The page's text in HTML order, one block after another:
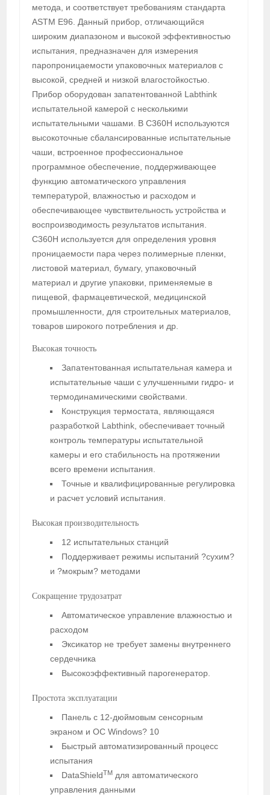
метода, и соответствует требованиям стандарта
ASTM E96. Данный прибор, отличающийся
широким диапазоном и высокой эффективностью
испытания, предназначен для измерения
паропроницаемости упаковочных материалов с
высокой, средней и низкой влагостойкостью.
Прибор оборудован запатентованной Labthink
испытательной камерой с несколькими
испытательными чашами. В C360H используются
высокоточные сбалансированные испытательные
чаши, встроенное профессиональное
программное обеспечение, поддерживающее
функцию автоматического управления
температурой, влажностью и расходом и
обеспечивающее чувствительность устройства и
воспроизводимость результатов испытания.
C360H используется для определения уровня
проницаемости пара через полимерные пленки,
листовой материал, бумагу, упаковочный
материал и другие упаковки, применяемые в
пищевой, фармацевтической, медицинской
промышленности, для строительных материалов,
товаров широкого потребления и др.
Высокая точность
Запатентованная испытательная камера и
испытательные чаши с улучшенными гидро- и
термодинамическими свойствами.
Конструкция термостата, являющаяся
разработкой Labthink, обеспечивает точный
контроль температуры испытательной
камеры и его стабильность на протяжении
всего времени испытания.
Точные и квалифицированные регулировка
и расчет условий испытания.
Высокая производительность
12 испытательных станций
Поддерживает режимы испытаний ?сухим?
и ?мокрым? методами
Сокращение трудозатрат
Автоматическое управление влажностью и
расходом
Эксикатор не требует замены внутреннего
сердечника
Высокоэффективный парогенератор.
Простота эксплуатации
Панель с 12-дюймовым сенсорным
экраном и ОС Windows? 10
Быстрый автоматизированный процесс
испытания
DataShieldTM для автоматического
управления данными